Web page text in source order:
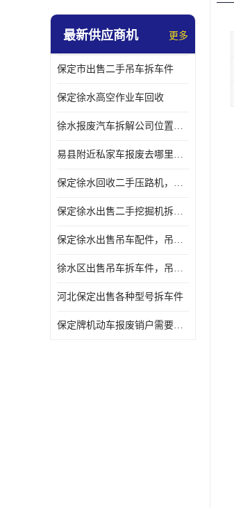
挖掘机拆车件
最新供应商机 更多
保定市出售二手吊车拆车件
保定徐水高空作业车回收
徐水报废汽车拆解公司位置，出售二手拆车件发动机
易县附近私家车报废去哪里，咨询车辆销户流程电话
保定徐水回收二手压路机，压路机拆解市场在哪
保定徐水出售二手挖掘机拆车件，挖掘机配件，液压件出售
保定徐水出售吊车配件，吊车拆车件出售
徐水区出售吊车拆车件，吊车液压件，吊车发动机变速箱出售
河北保定出售各种型号拆车件
保定牌机动车报废销户需要带哪些手续，流程咨询